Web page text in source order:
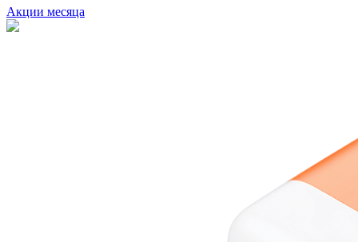
Акции месяца